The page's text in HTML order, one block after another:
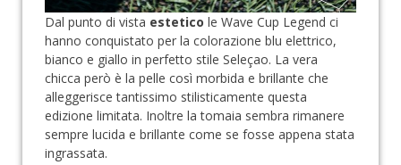
Dal punto di vista estetico le Wave Cup Legend ci
hanno conquistato per la colorazione blu elettrico,
bianco e giallo in perfetto stile Seleçao. La vera
chicca però è la pelle così morbida e brillante che
alleggerisce tantissimo stilisticamente questa
edizione limitata. Inoltre la tomaia sembra rimanere
sempre lucida e brillante come se fosse appena stata
ingrassata.